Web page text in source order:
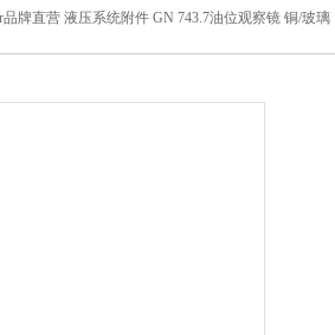
品牌直营 液压系统附件 GN 743.7油位观察镜 铜/玻璃